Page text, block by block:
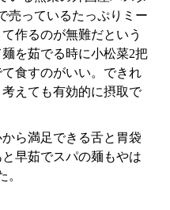
売っているたっぷりミー
作るのが無難だという
を茹でる時に小松菜2把
食すのがいい。できれ
えても有効的に摂取で
ら満足できる舌と胃袋
早茹でスパの麺もやは
。